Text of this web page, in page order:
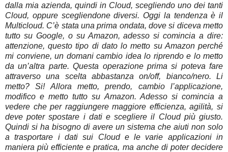
dalla mia azienda, quindi in Cloud, scegliendo uno dei tanti
Cloud, oppure scegliendone diversi. Oggi la tendenza è il
Multicloud. C’è stata una prima ondata, dove si diceva metto
tutto su Google, o su Amazon, adesso si comincia a dire:
attenzione, questo tipo di dato lo metto su Amazon perché
mi conviene, un domani cambio idea lo riprendo e lo metto
da un’altra parte. Questa operazione prima si poteva fare
attraverso una scelta abbastanza on/off, bianco/nero. Li
metto? Si! Allora metto, prendo, cambio l’applicazione,
modifico e metto tutto su Amazon. Adesso si comincia a
vedere che per raggiungere maggiore efficienza, agilità, si
deve poter spostare i dati e scegliere il Cloud più giusto.
Quindi si ha bisogno di avere un sistema che aiuti non solo
a trasportare i dati sui Cloud e le varie applicazioni in
maniera più efficiente e pratica, ma anche di poter decidere